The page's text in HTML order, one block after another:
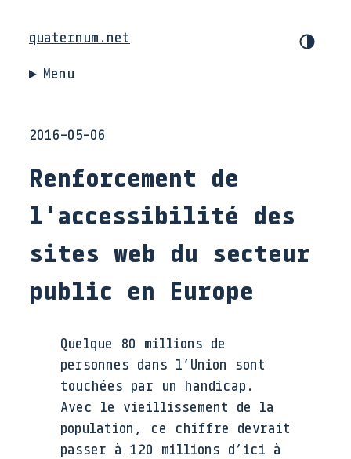
quaternum.net
Menu
2016-05-06
Renforcement de
l'accessibilité des
sites web du secteur
public en Europe
Quelque 80 millions de
personnes dans l’Union sont
touchées par un handicap.
Avec le vieillissement de la
population, ce chiffre devrait
passer à 120 millions d’ici à